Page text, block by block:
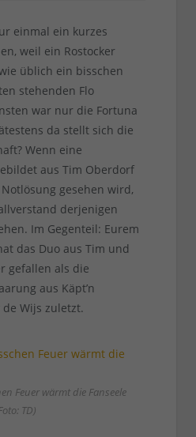
einmal ein kurzes
weil ein Rostocker
üblich ein bisschen
stehenden Flo
war nur die Fortuna
da stellt sich die
Wenn eine
aus Tim Oberdorf
gesehen wird,
derjenigen
Im Gegenteil: Eurem
das Duo aus Tim und
gefallen als die
aus Käpt’n
Wijs zuletzt.
Feuer wärmt die Fanseele
TD)